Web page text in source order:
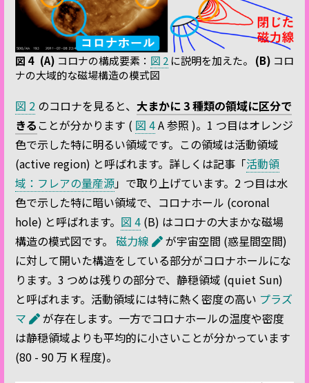
図 4 (A) コロナの構成要素： 図 2 に説明を加えた。 (B) コロ
ナの大域的な磁場構造の模式図
図 2 のコロナを見ると、 大まかに 3 種類の領域に区分で
きることが分かります ( 図 4A 参照 )。1 つ目はオレンジ
色で示した特に明るい領域です。この領域は活動領域
(active region) と呼ばれます。詳しくは記事「活動領
域：フレアの量産源」で取り上げています。2 つ目は水
色で示した特に暗い領域で、コロナホール (coronal
hole) と呼ばれます。 図 4 (B) はコロナの大まかな磁場
構造の模式図です。 磁力線
が宇宙空間 (惑星間空間)
に対して開いた構造をしている部分がコロナホールにな
ります。3 つめは残りの部分で、静穏領域 (quiet Sun)
と呼ばれます。活動領域には特に熱く密度の高い プラズ
マ
が存在します。一方でコロナホールの温度や密度
は静穏領域よりも平均的に小さいことが分かっています
(80 - 90 万 K 程度)。